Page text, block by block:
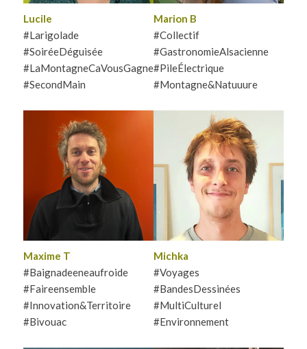
Lucile
#Larigolade
#SoiréeDéguisée
#LaMontagneCaVousGagne
#SecondMain
Marion B
#Collectif
#GastronomieAlsacienne
#PileÉlectrique
#Montagne&Natuuure
Nouvel Annécien passionné
de montagne, Maxime vous
accueillera avec curiosité et
bienveillance. Attentif aux
autres, il aime créer des
liens et prendre soin du lieu
et des encordé.es, tout en
explorant la région été
comme hiver.
Maxime T
#Baignadeeneaufroide
#Faireensemble
#Innovation&Territoire
#Bivouac
Michka a grandi dans de
multiples pays et en a tiré
une passion pour les
différences culturelles.
Spécialisé sur le
changement climatique, il
aime la BD, le sport, et passe
la plupart de son temps à
cuisiner.
Michka
#Voyages
#BandesDessinées
#MultiCulturel
#Environnement